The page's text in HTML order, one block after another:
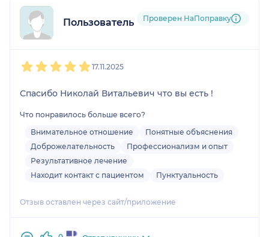
Пользователь НаПоправку
Проверен НаПоправку
17.11.2025
Спасибо Николай Витальевич что вы есть !
Что понравилось больше всего?
Внимательное отношение
Понятные объяснения
Доброжелательность
Профессионализм и опыт
Результативное лечение
Находит контакт с пациентом
Пунктуальность
Отзыв оставлен через сайт/приложение